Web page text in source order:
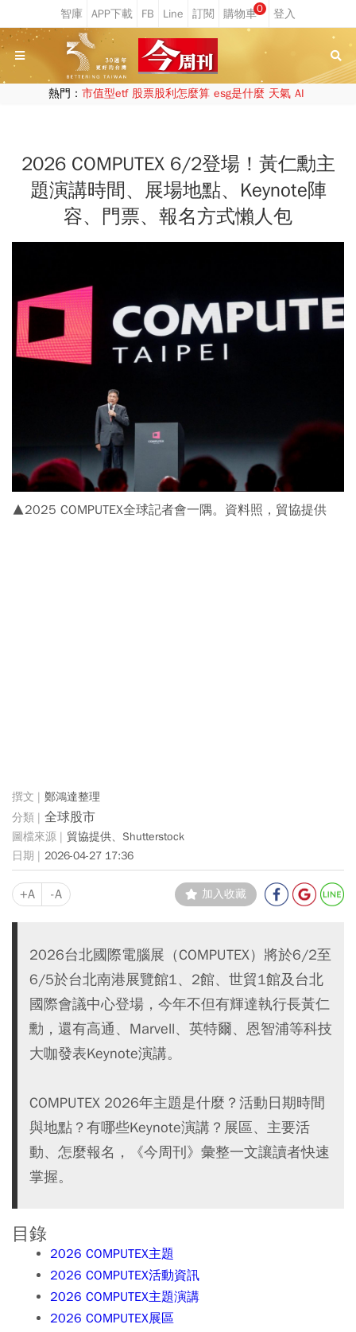
0
熱門： 市值型etf 股票股利怎麼算 esg是什麼 天氣 AI
2026 COMPUTEX 6/2登場！黃仁勳主
題演講時間、展場地點、Keynote陣
容、門票、報名方式懶人包
▲2025 COMPUTEX全球記者會一隅。資料照，貿協提供
鄭鴻達整理
全球股市
貿協提供、Shutterstock
2026-04-27 17:36
+A -A 加入收藏
2026台北國際電腦展（COMPUTEX）將於6/2至
6/5於台北南港展覽館1、2館、世貿1館及台北
國際會議中心登場，今年不但有輝達執行長黃仁
勳，還有高通、Marvell、英特爾、恩智浦等科技
大咖發表Keynote演講。
COMPUTEX 2026年主題是什麼？活動日期時間
與地點？有哪些Keynote演講？展區、主要活
動、怎麼報名，《今周刊》彙整一文讓讀者快速
掌握。
目錄
2026 COMPUTEX主題
2026 COMPUTEX活動資訊
2026 COMPUTEX主題演講
2026 COMPUTEX展區